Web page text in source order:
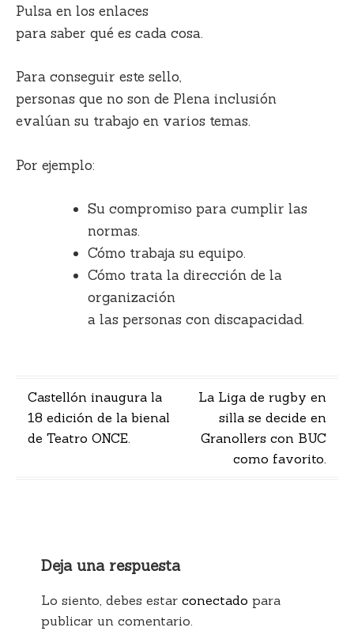
Pulsa en los enlaces
para saber qué es cada cosa.
Para conseguir este sello,
personas que no son de Plena inclusión
evalúan su trabajo en varios temas.
Por ejemplo:
Su compromiso para cumplir las
normas.
Cómo trabaja su equipo.
Cómo trata la dirección de la
organización
a las personas con discapacidad.
Navegación
de
Castellón inaugura la
18 edición de la bienal
de Teatro ONCE.
La Liga de rugby en
silla se decide en
Granollers con BUC
como favorito.
Deja una respuesta
Lo siento, debes estar conectado para
publicar un comentario.